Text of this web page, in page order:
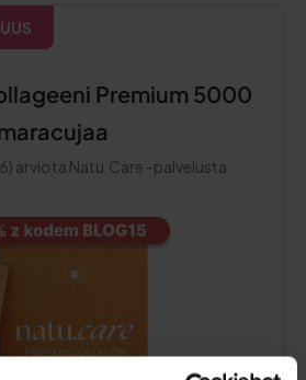
Premium 5000
arviota Natu.Care -palvelusta